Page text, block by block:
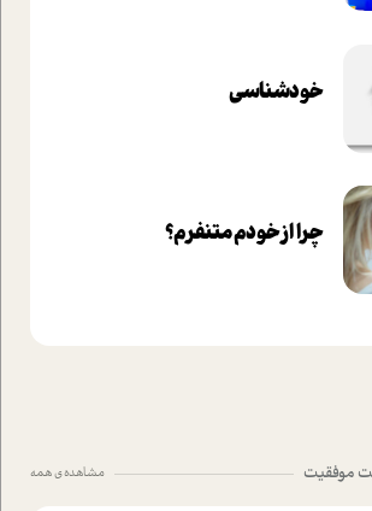
خودشناسی
چرا از خودم متنفرم؟
موفقیت مشاهده ی همه